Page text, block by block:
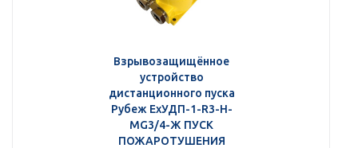
Взрывозащищённое
устройство
дистанционного пуска
Рубеж ЕхУДП-1-R3-Н-
MG3/4-Ж ПУСК
ПОЖАРОТУШЕНИЯ